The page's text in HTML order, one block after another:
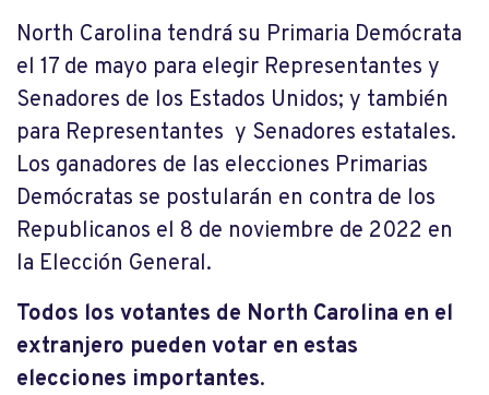
North Carolina tendrá su Primaria Demócrata
el 17 de mayo para elegir Representantes y
Senadores de los Estados Unidos; y también
para Representantes y Senadores estatales.
Los ganadores de las elecciones Primarias
Demócratas se postularán en contra de los
Republicanos el 8 de noviembre de 2022 en
la Elección General.
Todos los votantes de North Carolina en el
extranjero pueden votar en estas
elecciones importantes.